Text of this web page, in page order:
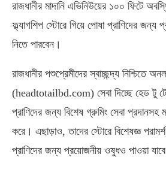
রাজধানীর মাদানি এভিনিউয়ের ১০০ ফিটে
ফ্ল্যাগশিপ স্টোরে গিয়ে পোষা প্রাণিদের
নিতে পারবেন।
রাজধানীর পশুপ্রেমীদের স্বাচ্ছন্দ্য নিশ্চিতে
(headtotailbd.com) সেবা দিচ্ছে হেড টু
প্রাণিদের জন্য বিশেষ গ্রুমিং সেবা প্রদানসহ
করে। এছাড়াও, তাদের স্টোরে বিশেষজ্ঞ
প্রাণিদের জন্য প্রয়োজনীয় ওষুধও পাওয়া